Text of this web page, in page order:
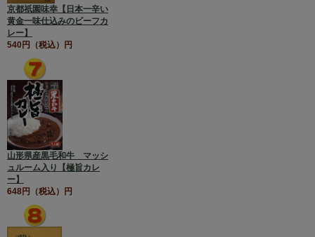
京都祇園味幸【日本一辛い
黄金一味仕込みのビーフカ
レー】
540円（税込）円
山形県産黒毛和牛 マッシ
ュルーム入り【極旨カレ
ー】
648円（税込）円